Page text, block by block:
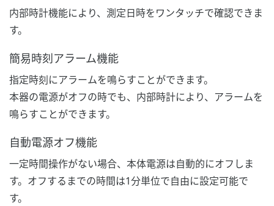
内部時計機能により、測定日時をワンタッチで確認できま
す。
簡易時刻アラーム機能
指定時刻にアラームを鳴らすことができます。
本器の電源がオフの時でも、内部時計により、アラームを
鳴らすことができます。
自動電源オフ機能
一定時間操作がない場合、本体電源は自動的にオフしま
す。オフするまでの時間は1分単位で自由に設定可能で
す。